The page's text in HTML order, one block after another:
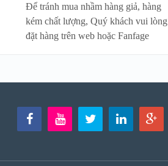
Để tránh mua nhầm hàng giả, hàng
kém chất lượng, Quý khách vui lòng
đặt hàng trên web hoặc Fanfage